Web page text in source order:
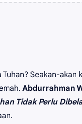
Seakan-
Abdurrahman
Tidak Perlu